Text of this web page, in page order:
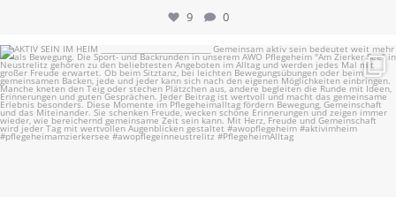
9 0
AKTIV SEIN IM HEIM...
18 0